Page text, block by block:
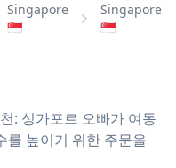
Singapore
🇸🇬
Singapore
🇸🇬
: 싱가포르 오빠가 여동
를 높이기 위한 주문을